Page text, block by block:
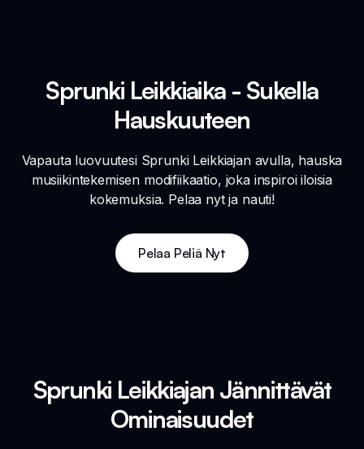
Sprunki Leikkiaika - Sukella
Hauskuuteen
Vapauta luovuutesi Sprunki Leikkiajan avulla, hauska
musiikintekemisen modifiikaatio, joka inspiroi iloisia
kokemuksia. Pelaa nyt ja nauti!
Pelaa Peliä Nyt
Sprunki Leikkiajan Jännittävät
Ominaisuudet